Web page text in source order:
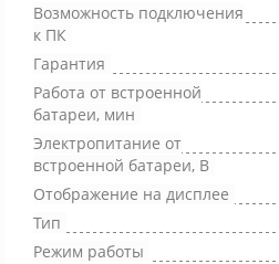
Возможность подключения
к ПК
Гарантия
Работа от встроенной
батареи, мин
Электропитание от
встроенной батареи, В
Отображение на дисплее
Тип
Режим работы